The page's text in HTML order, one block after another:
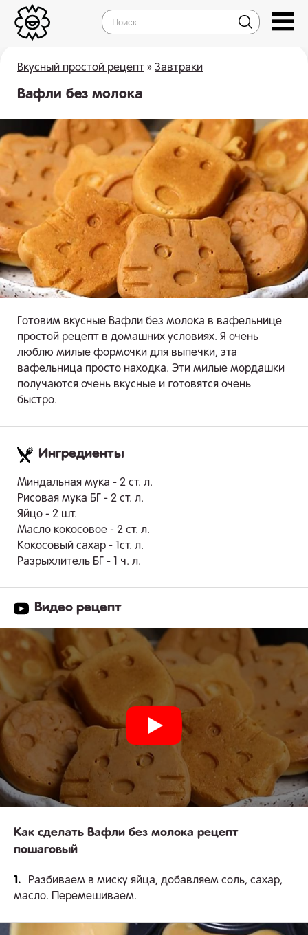
Вкусный простой рецепт » Завтраки
Вафли без молока
Готовим вкусные Вафли без молока в вафельнице
простой рецепт в домашних условиях. Я очень
люблю милые формочки для выпечки, эта
вафельница просто находка. Эти милые мордашки
получаются очень вкусные и готовятся очень
быстро.
Ингредиенты
Миндальная мука - 2 ст. л.
Рисовая мука БГ - 2 ст. л.
Яйцо - 2 шт.
Масло кокосовое - 2 ст. л.
Кокосовый сахар - 1ст. л.
Разрыхлитель БГ - 1 ч. л.
Видео рецепт
Как сделать Вафли без молока рецепт
пошаговый
1.
Разбиваем в миску яйца, добавляем соль, сахар,
масло. Перемешиваем.